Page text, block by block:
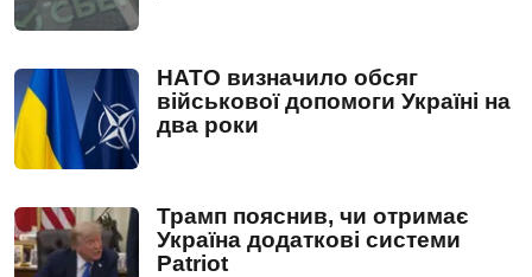
НАТО визначило обсяг
військової допомоги Україні на
два роки
Трамп пояснив, чи отримає
Україна додаткові системи
Patriot